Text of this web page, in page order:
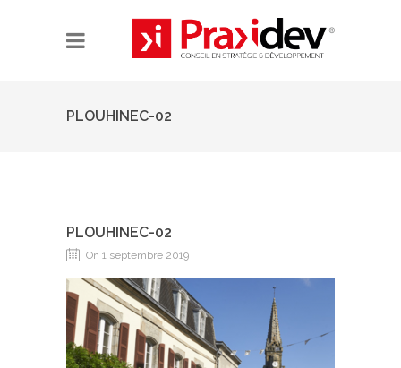
PLOUHINEC-02
PLOUHINEC-02
On 1 septembre 2019